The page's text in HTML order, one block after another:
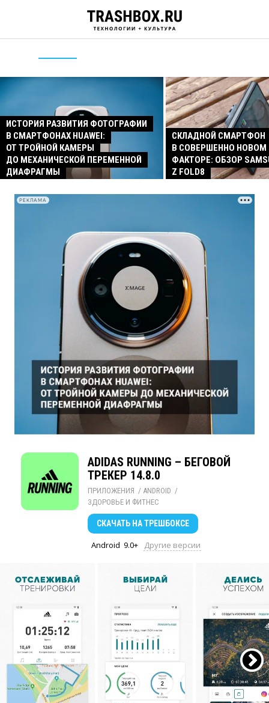
ИСТОРИЯ РАЗВИТИЯ ФОТОГРАФИИ
В СМАРТФОНАХ HUAWEI:
ОТ ТРОЙНОЙ КАМЕРЫ
ДО МЕХАНИЧЕСКОЙ ПЕРЕМЕННОЙ
ДИАФРАГМЫ
СКЛАДНОЙ СМАРТФОН
В СОВЕРШЕННО
ФАКТОРЕ: ОБЗОР
Z FOLD8
РЕКЛАМА
ADIDAS RUNNING – БЕГОВОЙ
ТРЕКЕР 14.8.0
ПРИЛОЖЕНИЯ / ANDROID /
ЗДОРОВЬЕ И ФИТНЕС
СКАЧАТЬ НА ТРЕШБОКСЕ
Android 9.0+ Другие версии